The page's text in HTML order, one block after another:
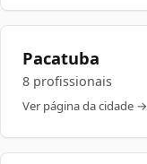
Pacatuba
8 profissionais
Ver página da cidade →